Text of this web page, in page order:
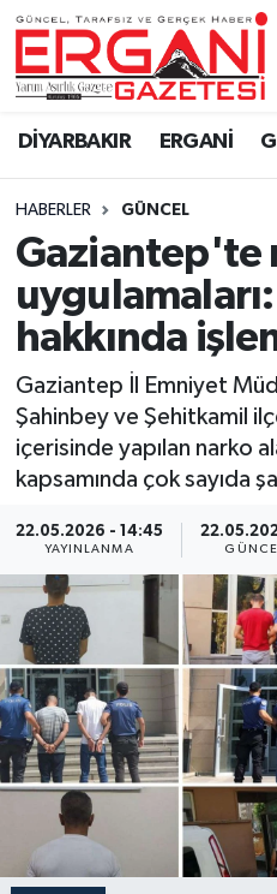
DİYARBAKIR ERGANİ
HABERLER GÜNCEL
Gaziantep'te
uygulamaları:
hakkında
Gaziantep İl Emniyet
Şahinbey ve Şehitkamil
içerisinde yapılan narko
kapsamında çok sayıda
22.05.2026 - 14:45
YAYINLANMA
DİYARBAKIR
BİSMİL
BAĞLAR
ERGANİ
Güncel
Eği̇ti̇m
Resmi İlanlar
Sağlık
Si̇yaset
Spor
Yaşam
Anali̇z
Bi̇li̇m & Teknoloji̇
Dünya
Eği̇ti̇m
Ergani Nöbetçi
Ergani Hava Durumu
Ergani Trafik Yoğunluk
Süper Lig Puan
Tüm Manşetler
Son Dakika Haberleri
Haber Arşivi